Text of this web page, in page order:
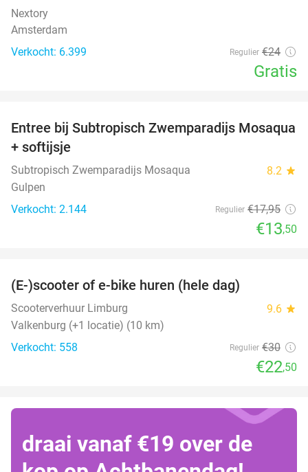
Nextory
Amsterdam
Verkocht: 6.399
Regulier €24
Gratis
25%
Entree bij Subtropisch Zwemparadijs Mosaqua
+ softijsje
Subtropisch Zwemparadijs Mosaqua 8.2 star
Gulpen
Verkocht: 2.144
Regulier €17,95
€13,50
(E-)scooter of e-bike huren (hele dag)
Scooterverhuur Limburg 9.6 star
Valkenburg (+1 locatie) (10 km)
Verkocht: 558
Regulier €30
€22,50
draai vanaf €19 over de